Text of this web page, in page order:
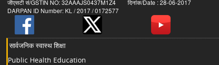
जीएसटी सं/GSTIN NO: 32AAAJS0437M1Z4 दिनांक/Date : 28-06-2017
DARPAN ID Number: KL / 2017 / 0172577
सार्वजनिक स्वास्थ शिक्षा
Public Health Education